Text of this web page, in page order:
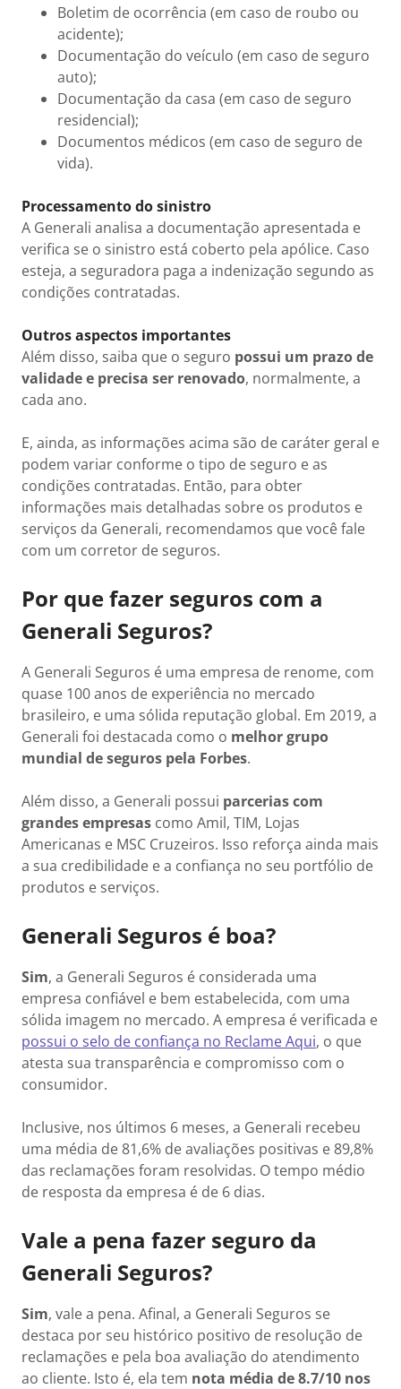
Boletim de ocorrência (em caso de roubo ou
acidente);
Documentação do veículo (em caso de seguro
auto);
Documentação da casa (em caso de seguro
residencial);
Documentos médicos (em caso de seguro de
vida).
Processamento do sinistro
A Generali analisa a documentação apresentada e
verifica se o sinistro está coberto pela apólice. Caso
esteja, a seguradora paga a indenização segundo as
condições contratadas.
Outros aspectos importantes
Além disso, saiba que o seguro possui um prazo de
validade e precisa ser renovado, normalmente, a
cada ano.
E, ainda, as informações acima são de caráter geral e
podem variar conforme o tipo de seguro e as
condições contratadas. Então, para obter
informações mais detalhadas sobre os produtos e
serviços da Generali, recomendamos que você fale
com um corretor de seguros.
Por que fazer seguros com a
Generali Seguros?
A Generali Seguros é uma empresa de renome, com
quase 100 anos de experiência no mercado
brasileiro, e uma sólida reputação global. Em 2019, a
Generali foi destacada como o melhor grupo
mundial de seguros pela Forbes.
Além disso, a Generali possui parcerias com
grandes empresas como Amil, TIM, Lojas
Americanas e MSC Cruzeiros. Isso reforça ainda mais
a sua credibilidade e a confiança no seu portfólio de
produtos e serviços.
Generali Seguros é boa?
Sim, a Generali Seguros é considerada uma
empresa confiável e bem estabelecida, com uma
sólida imagem no mercado. A empresa é verificada e
possui o selo de confiança no Reclame Aqui, o que
atesta sua transparência e compromisso com o
consumidor.
Inclusive, nos últimos 6 meses, a Generali recebeu
uma média de 81,6% de avaliações positivas e 89,8%
das reclamações foram resolvidas. O tempo médio
de resposta da empresa é de 6 dias.
Vale a pena fazer seguro da
Generali Seguros?
Sim, vale a pena. Afinal, a Generali Seguros se
destaca por seu histórico positivo de resolução de
reclamações e pela boa avaliação do atendimento
ao cliente. Isto é, ela tem nota média de 8.7/10 nos